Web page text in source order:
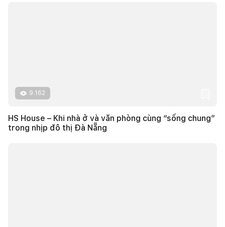
9.162
HS House – Khi nhà ở và văn phòng cùng “sống chung”
trong nhịp đô thị Đà Nẵng